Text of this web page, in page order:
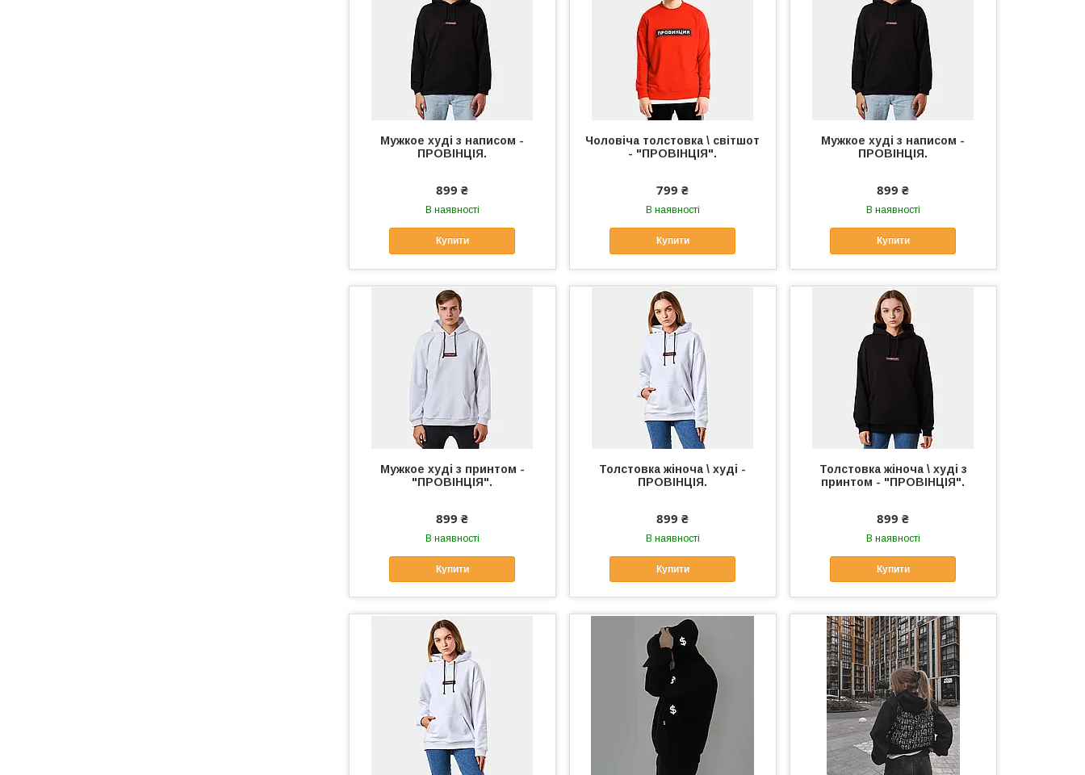
Мужкое худі з написом -
ПРОВІНЦІЯ.
899 ₴
В наявності
Купити
Чоловіча толстовка \ світшот
- "ПРОВІНЦІЯ".
799 ₴
В наявності
Купити
Мужкое худі з написом -
ПРОВІНЦІЯ.
899 ₴
В наявності
Купити
Мужкое худі з принтом -
"ПРОВІНЦІЯ".
899 ₴
В наявності
Купити
Толстовка жіноча \ худі -
ПРОВІНЦІЯ.
899 ₴
В наявності
Купити
Толстовка жіноча \ худі з
принтом - "ПРОВІНЦІЯ".
899 ₴
В наявності
Купити